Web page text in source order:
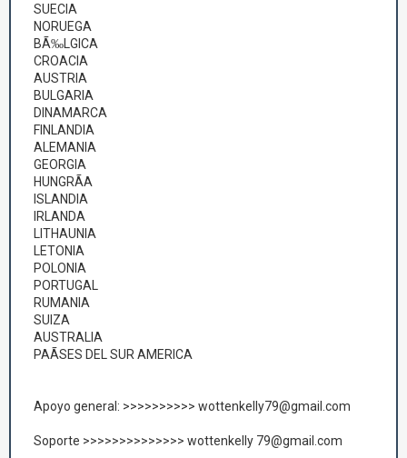
SUECIA
NORUEGA
BÃ‰LGICA
CROACIA
AUSTRIA
BULGARIA
DINAMARCA
FINLANDIA
ALEMANIA
GEORGIA
HUNGRÃA
ISLANDIA
IRLANDA
LITHAUNIA
LETONIA
POLONIA
PORTUGAL
RUMANIA
SUIZA
AUSTRALIA
PAÃSES DEL SUR AMERICA
Apoyo general: >>>>>>>>>> wottenkelly79@gmail.com
Soporte >>>>>>>>>>>>>> wottenkelly 79@gmail.com